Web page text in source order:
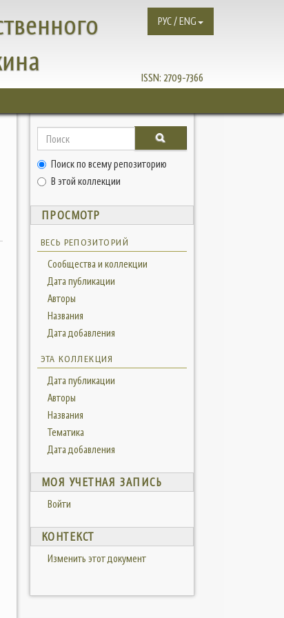
ISSN: 2709-7366
РУС / ENG
Поиск по всему репозиторию
В этой коллекции
ПРОСМОТР
ВЕСЬ РЕПОЗИТОРИЙ
Сообщества и коллекции
Дата публикации
Авторы
Названия
Дата добавления
ЭТА КОЛЛЕКЦИЯ
Дата публикации
Авторы
Названия
Тематика
Дата добавления
МОЯ УЧЕТНАЯ ЗАПИСЬ
Войти
КОНТЕКСТ
Изменить этот документ